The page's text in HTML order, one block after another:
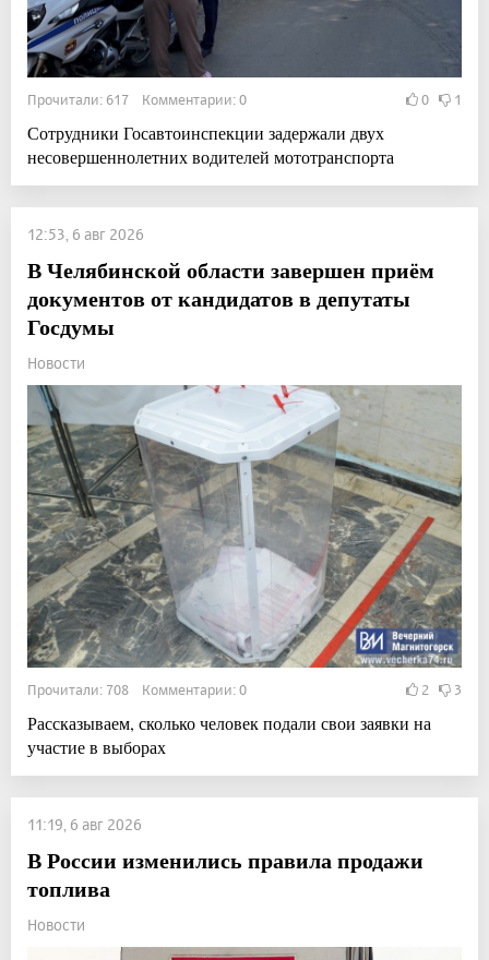
Прочитали: 617 Комментарии: 0 0 1
Сотрудники Госавтоинспекции задержали двух
несовершеннолетних водителей мототранспорта
12:53, 6 авг 2026
В Челябинской области завершен приём
документов от кандидатов в депутаты
Госдумы
Новости
Прочитали: 708 Комментарии: 0 2 3
Рассказываем, сколько человек подали свои заявки на
участие в выборах
11:19, 6 авг 2026
В России изменились правила продажи
топлива
Новости